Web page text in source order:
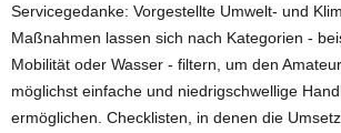
Servicegedanke: Vorgestellte Umwelt- und
Maßnahmen lassen sich nach Kategorien -
Mobilität oder Wasser - filtern, um den
möglichst einfache und niedrigschwellige
ermöglichen. Checklisten, in denen die